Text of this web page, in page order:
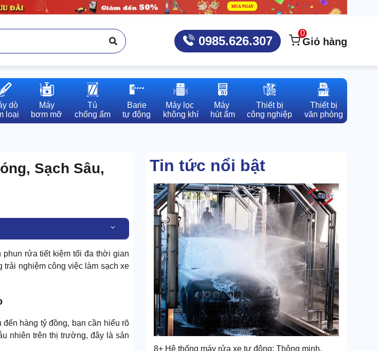
0985.626.307
0
Giỏ hàng
dò
loại
Máy
bơm mỡ
Tủ
chống ẩm
Barie
tự động
Máy lọc
không khí
Máy
hút ẩm
Thiết bị
công nghiệp
Thiết bị
văn phòng
Sạch Sâu,
rửa tiết kiệm tối đa thời gian
nghiệm công việc làm sạch xe
hàng tỷ đồng, bạn cần hiểu rõ
nhiên trên thị trường, đây là sản
Tin tức nổi bật
8+ Hệ thống máy rửa xe tự động: Thông minh,